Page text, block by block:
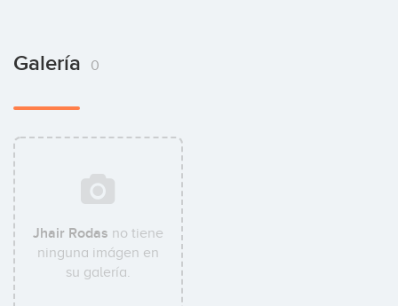
Galería 0
Jhair Rodas no tiene
ninguna imágen en
su galería.